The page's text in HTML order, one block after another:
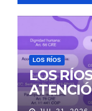
LOS RÍOS
LOS